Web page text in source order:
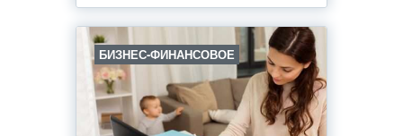
БИЗНЕС-ФИНАНСОВОЕ